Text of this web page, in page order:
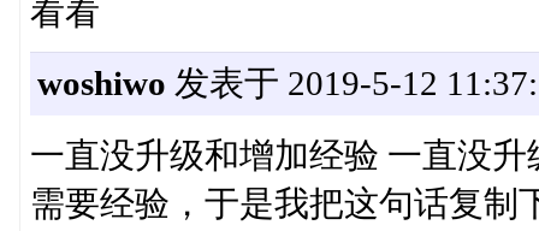
看看
woshiwo 发表于 2019-5-12
一直没升级和增加经验 一直没
需要经验，于是我把这句话复制